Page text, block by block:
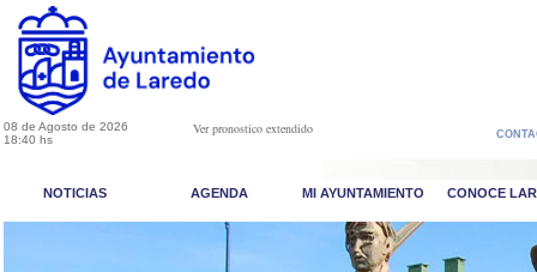
08 de Agosto de 2026
18:40 hs
Ver pronostico extendido
NOTICIAS AGENDA MI AYUNTAMIENTO CONOCE